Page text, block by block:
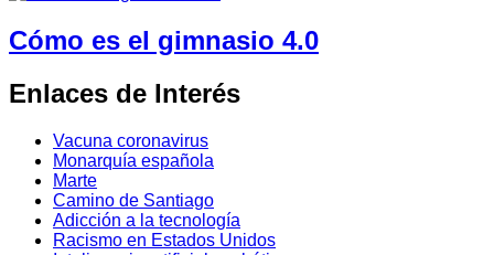
Cómo es el gimnasio 4.0
Enlaces de Interés
Vacuna coronavirus
Monarquía española
Marte
Camino de Santiago
Adicción a la tecnología
Racismo en Estados Unidos